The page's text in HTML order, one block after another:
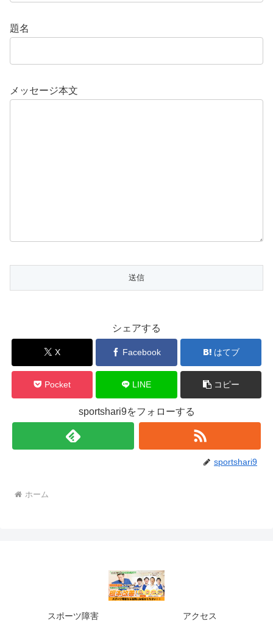
題名
メッセージ本文
シェアする
X Facebook はてブ
Pocket LINE コピー
sportshari9をフォローする
sportshari9
ホーム
スポーツ障害 アクセス